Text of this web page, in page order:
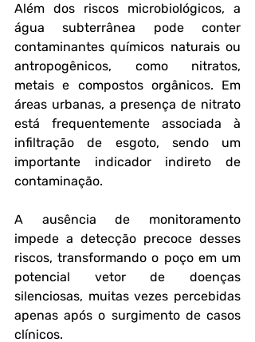
Além dos riscos microbiológicos, a
água subterrânea pode conter
contaminantes químicos naturais ou
antropogênicos, como nitratos,
metais e compostos orgânicos. Em
áreas urbanas, a presença de nitrato
está frequentemente associada à
infiltração de esgoto, sendo um
importante indicador indireto de
contaminação.
A ausência de monitoramento
impede a detecção precoce desses
riscos, transformando o poço em um
potencial vetor de doenças
silenciosas, muitas vezes percebidas
apenas após o surgimento de casos
clínicos.